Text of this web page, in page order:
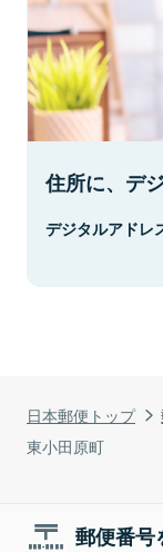
日本郵便トップ
東小田原町
住所に、デ
デジタルアドレ
郵便番号